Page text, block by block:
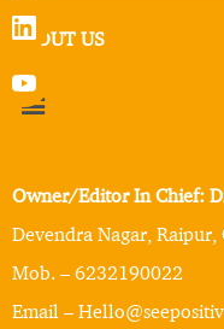
ABOUT US
Owner/Editor In Chief:
Devendra Nagar,
Mob. – 6232190022
Email –